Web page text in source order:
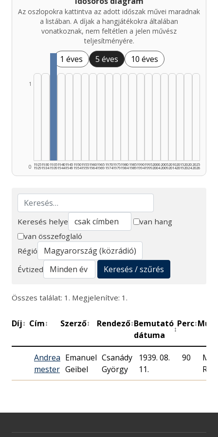
Az oszlopokra kattintva az adott időszak művei maradnak
a listában. A díjak a hangjátékokra általában
vonatkoznak, nem feltétlen a jelen művész
teljesítményére.
1 éves 5 éves 10 éves
0
1
1925
1929
1930
1934
1935
1939
1940
1944
1945
1949
1950
1954
1955
1959
1960
1964
1965
1969
1970
1974
1975
1979
1980
1984
1985
1989
1990
1994
1995
1999
2000
2004
2005
2009
2010
2014
2015
2019
2020
2024
2025
2026
Keresés
Keresés helye
van hang
van összefoglaló
Régió
Évtized
Keresés / szűrés
Összes találat: 1. Megjelenítve: 1.
Díj↕ Cím↕ Szerző↕ Rendező↕Bemutató
dátuma
↕
Perc↕
Andrea
mester
Emanuel
Geibel
Csanády
György
1939. 08.
11.
90